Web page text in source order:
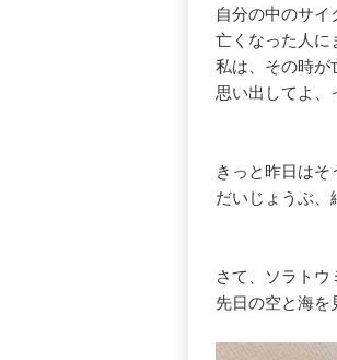
自分の中のサイ
亡くなった人に
私は、その時が
思い出してよ、
きっと昨日はそ
だいじょうぶ、
さて、ソラトウ
先日の空と海を